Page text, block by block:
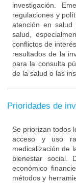
investigación.
regulaciones y
atención en
salud,
conflictos de
resultados de la
para la consulta
de la salud o las
Prioridades de
Se priorizan todos
acceso y uso
medicalización de
bienestar social.
económico
métodos y